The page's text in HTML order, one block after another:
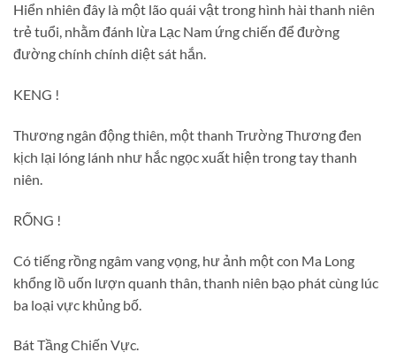
Hiển nhiên đây là một lão quái vật trong hình hài thanh niên
trẻ tuổi, nhằm đánh lừa Lạc Nam ứng chiến để đường
đường chính chính diệt sát hắn.
KENG !
Thương ngân động thiên, một thanh Trường Thương đen
kịch lại lóng lánh như hắc ngọc xuất hiện trong tay thanh
niên.
RỐNG !
Có tiếng rồng ngâm vang vọng, hư ảnh một con Ma Long
khổng lồ uốn lượn quanh thân, thanh niên bạo phát cùng lúc
ba loại vực khủng bố.
Bát Tầng Chiến Vực.